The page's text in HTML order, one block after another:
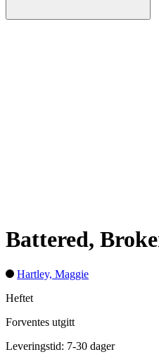
Battered,
Hartley, Maggie
Heftet
Forventes utgitt
Leveringstid: 7-30 dager